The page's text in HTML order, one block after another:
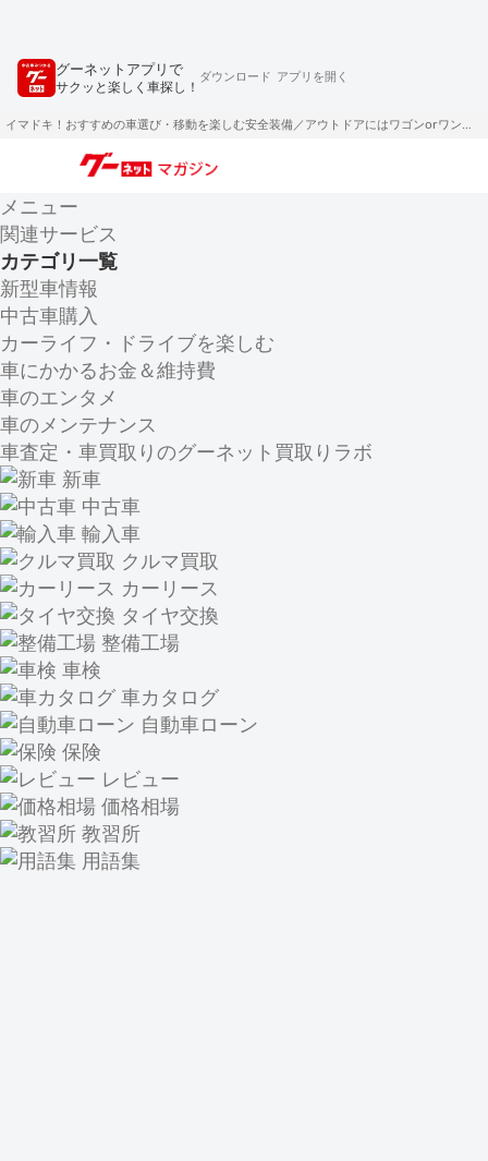
グーネットアプリで
サクッと楽しく車探し！
ダウンロード アプリを開く
イマドキ！おすすめの車選び・移動を楽しむ安全装備／アウトドアにはワゴンorワンボックス？
メニュー
関連サービス
カテゴリ一覧
新型車情報
中古車購入
カーライフ・ドライブを楽しむ
車にかかるお金＆維持費
車のエンタメ
車のメンテナンス
車査定・車買取りのグーネット買取りラボ
新車
中古車
輸入車
クルマ買取
カーリース
タイヤ交換
整備工場
車検
車カタログ
自動車ローン
保険
レビュー
価格相場
教習所
用語集